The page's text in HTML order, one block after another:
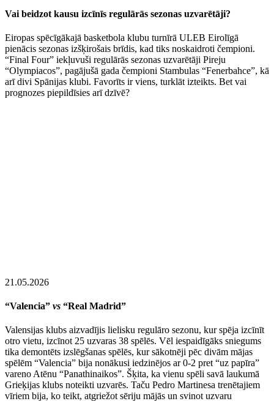
Vai beidzot kausu izcīnīs regulārās sezonas uzvarētāji?
Eiropas spēcīgākajā basketbola klubu turnīrā ULEB Eirolīgā
pienācis sezonas izšķirošais brīdis, kad tiks noskaidroti čempioni.
“Final Four” iekļuvuši regulārās sezonas uzvarētāji Pireju
“Olympiacos”, pagājušā gada čempioni Stambulas “Fenerbahce”, kā
arī divi Spānijas klubi. Favorīts ir viens, turklāt izteikts. Bet vai
prognozes piepildīsies arī dzīvē?
21.05.2026
“Valencia” vs “Real Madrid”
Valensijas klubs aizvadījis lielisku regulāro sezonu, kur spēja izcīnīt
otro vietu, izcīnot 25 uzvaras 38 spēlēs. Vēl iespaidīgāks sniegums
tika demontēts izslēgšanas spēlēs, kur sākotnēji pēc divām mājas
spēlēm “Valencia” bija nonākusi iedzinējos ar 0-2 pret “uz papīra”
vareno Atēnu “Panathinaikos”. Šķita, ka vienu spēli savā laukumā
Grieķijas klubs noteikti uzvarēs. Taču Pedro Martinesa trenētajiem
vīriem bija, ko teikt, atgriežot sēriju mājās un svinot uzvaru